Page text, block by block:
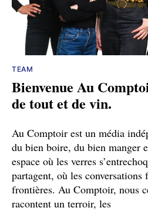
TEAM
Bienvenue Au
de tout et de vin.
Au Comptoir est un média
du bien boire, du bien manger
espace où les verres
partagent, où les
frontières. Au Comptoir, nous
racontent un terroir, les